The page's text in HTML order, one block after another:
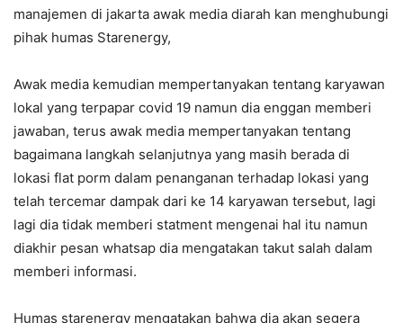
manajemen di jakarta awak media diarah kan menghubungi
pihak humas Starenergy,
Awak media kemudian mempertanyakan tentang karyawan
lokal yang terpapar covid 19 namun dia enggan memberi
jawaban, terus awak media mempertanyakan tentang
bagaimana langkah selanjutnya yang masih berada di
lokasi flat porm dalam penanganan terhadap lokasi yang
telah tercemar dampak dari ke 14 karyawan tersebut, lagi
lagi dia tidak memberi statment mengenai hal itu namun
diakhir pesan whatsap dia mengatakan takut salah dalam
memberi informasi.
Humas starenergy mengatakan bahwa dia akan segera